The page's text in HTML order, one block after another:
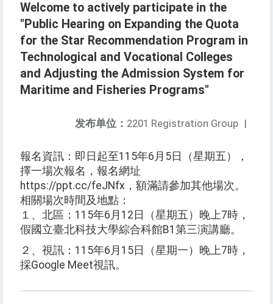
Welcome to actively participate in the
"Public Hearing on Expanding the Quota
for the Star Recommendation Program in
Technological and Vocational Colleges
and Adjusting the Admission System for
Maritime and Fisheries Programs"
发布单位： 2201 Registration Group |
報名資訊：即日起至115年6月5日（星期五），
擇一場次報名，報名網址
https://ppt.cc/feJNfx，額滿請參加其他場次。
相關場次時間及地點：
１、北區：115年6月12日（星期五）晚上7時，
假國立臺北科技大學綜合科館B1第三演講廳。
２、視訊：115年6月15日（星期一）晚上7時，
採Google Meet視訊。